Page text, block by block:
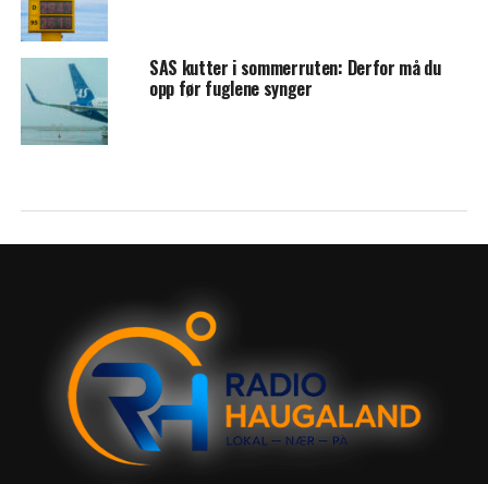
SAS kutter i sommerruten: Derfor må du
opp før fuglene synger